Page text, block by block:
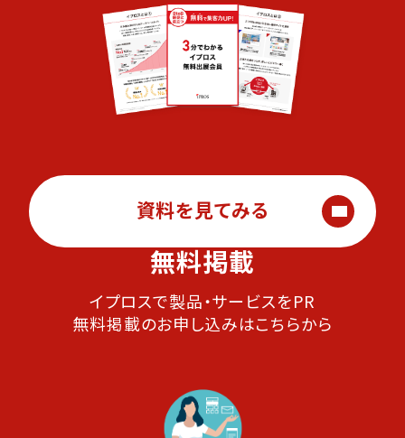
資料を見てみる
無料掲載
イプロスで製品・サービスをPR
無料掲載のお申し込みはこちらから